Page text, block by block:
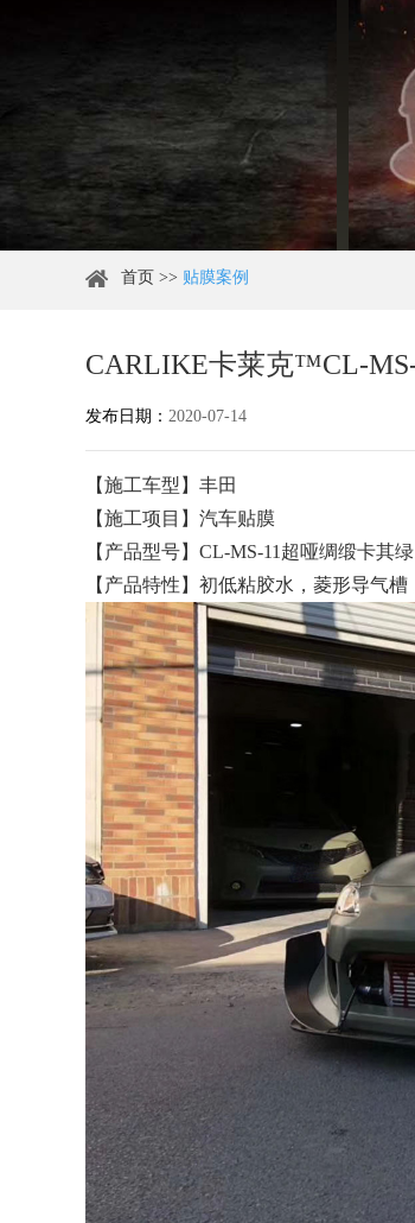
首页 >> 贴膜案例
CARLIKE卡莱克™CL-
发布日期： 2020-07-14
【施工车型】丰田
【施工项目】汽车贴膜
【产品型号】CL-MS-11超哑绸缎卡其绿
【产品特性】初低粘胶水，菱形导气槽